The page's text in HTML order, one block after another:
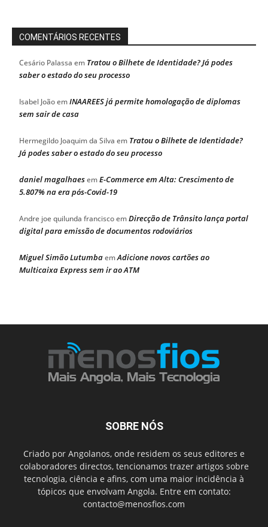
COMENTÁRIOS RECENTES
Cesário Palassa em Tratou o Bilhete de Identidade? Já podes
saber o estado do seu processo
Isabel JoãoemINAAREES já permite homologação de diplomas
sem sair de casa
Hermegildo Joaquim da Silva em Tratou o Bilhete de Identidade?
Já podes saber o estado do seu processo
daniel magalhaesemE-Commerce em Alta: Crescimento de
5.807% na era pós-Covid-19
Andre joe quilunda franciscoemDirecção de Trânsito lança portal
digital para emissão de documentos rodoviários
Miguel Simão LutumbaemAdicione novos cartões ao
Multicaixa Express sem ir ao ATM
SOBRE NÓS
Criado por Angolanos, onde residem os seus editores e
colaboradores directos, tencionamos trazer artigos sobre
tecnologia, ciência e afins, com uma maior incidência à
tópicos que envolvam Angola. Entre em contato:
contacto@menosfios.com